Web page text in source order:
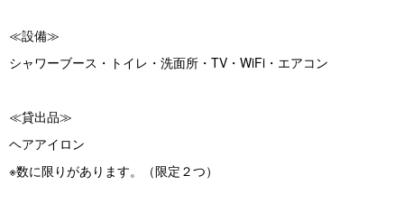
≪設備≫
シャワーブース・トイレ・洗面所・TV・WiFi・エアコン
≪貸出品≫
ヘアアイロン
※数に限りがあります。（限定２つ）